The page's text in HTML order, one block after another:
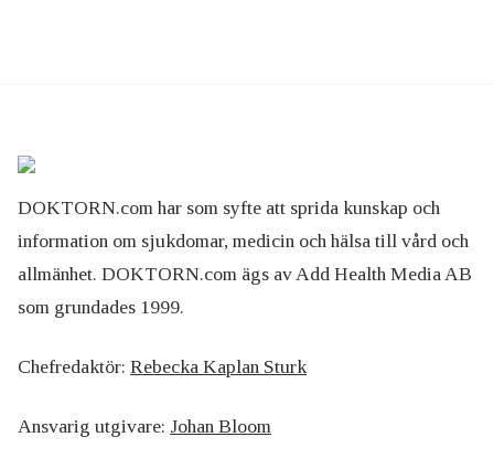
DOKTORN.com har som syfte att sprida kunskap och
information om sjukdomar, medicin och hälsa till vård och
allmänhet. DOKTORN.com ägs av Add Health Media AB
som grundades 1999.
Chefredaktör: Rebecka Kaplan Sturk
Ansvarig utgivare: Johan Bloom